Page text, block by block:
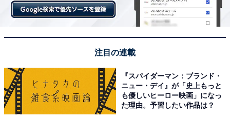
注目の連載
『スパイダーマン：ブランド・
ニュー・デイ』が「史上もっと
も優しいヒーロー映画」になっ
た理由。予習したい作品は？